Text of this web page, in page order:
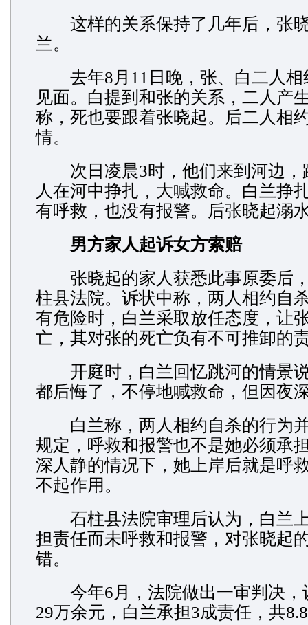
这样的关系保持了几年后，张
兰。
去年8月11日晚，张、白二人相
见面。白提到和张的关系，二人产
称，死也要跟着张晓起。后二人相
情。
次日凌晨3时，他们来到河边，
人在河中挣扎，大喊救命。白兰挣
有呼救，也没有报警。后张晓起溺
男方家人起诉女方索赔
张晓起的家人获悉此事原委后
柱县法院。诉状中称，两人相约自
有危险时，白兰采取放任态度，让
亡，其对张的死亡负有不可推卸的
开庭时，白兰回忆跳河的情景
都后悔了，不停地喊救命，但因夜
白兰称，两人相约自杀的行为
规定，呼救和报警也不是她必须承
深人静的情况下，她上岸后就是呼
不起作用。
石柱县法院审理后认为，白兰
担责任而未呼救和报警，对张晓起
错。
今年6月，法院做出一审判决，
29万余元，白兰承担3成责任，共